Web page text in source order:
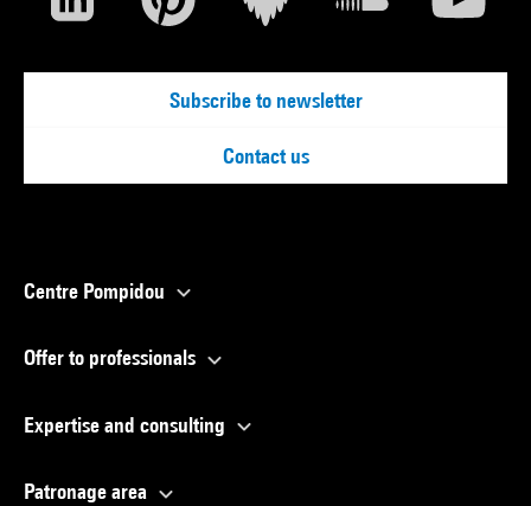
Subscribe to newsletter
Contact us
Centre Pompidou
Offer to professionals
Expertise and consulting
Patronage area